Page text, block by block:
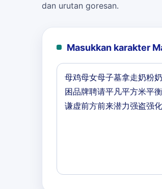
dan urutan goresan.
Masukkan karakter